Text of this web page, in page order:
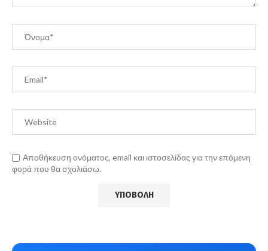
Αποθήκευση ονόματος, email και ιστοσελίδας για την επόμενη
φορά που θα σχολιάσω.